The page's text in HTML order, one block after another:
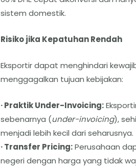
sistem domestik.
Risiko jika Kepatuhan Rendah
Eksportir dapat menghindari
menggagalkan tujuan kebijakan:
· Praktik Under-Invoicing:
sebenarnya (under-invoicing),
menjadi lebih kecil dari seharusnya.
· Transfer Pricing:Perusahaan
negeri dengan harga yang tidak